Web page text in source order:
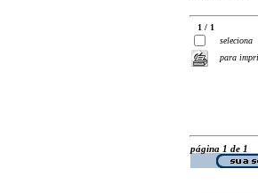
1 / 1
seleciona
para
página 1 de 1